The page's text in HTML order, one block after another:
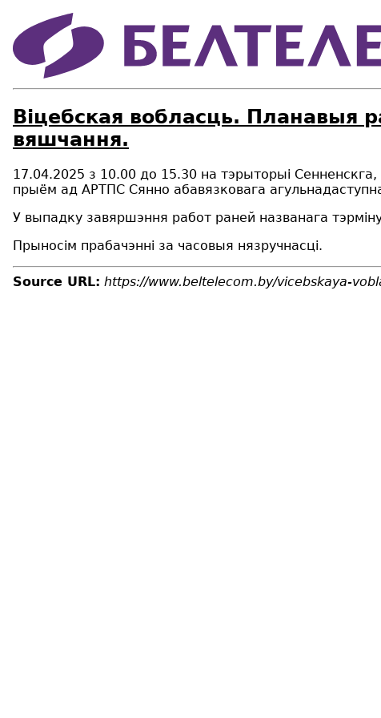
Віцебская вобласць. Планавыя
вяшчання.
17.04.2025 з 10.00 до 15.30 на тэрыторыі
прыём ад АРТПС Сянно абавязковага
У выпадку завяршэння работ раней названага
Прыносім прабачэнні за часовыя нязручнасці.
Source URL: https://www.beltelecom.by/vicebskaya-